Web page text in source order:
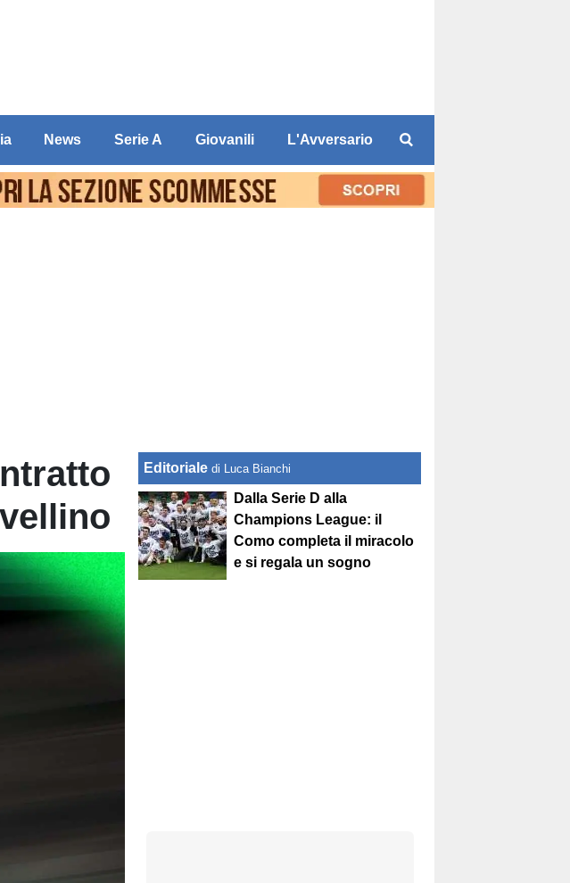
News Serie A Giovanili L'Avversario
Editoriale di Luca Bianchi
Dalla Serie D alla
Champions League: il
Como completa il miracolo
e si regala un sogno